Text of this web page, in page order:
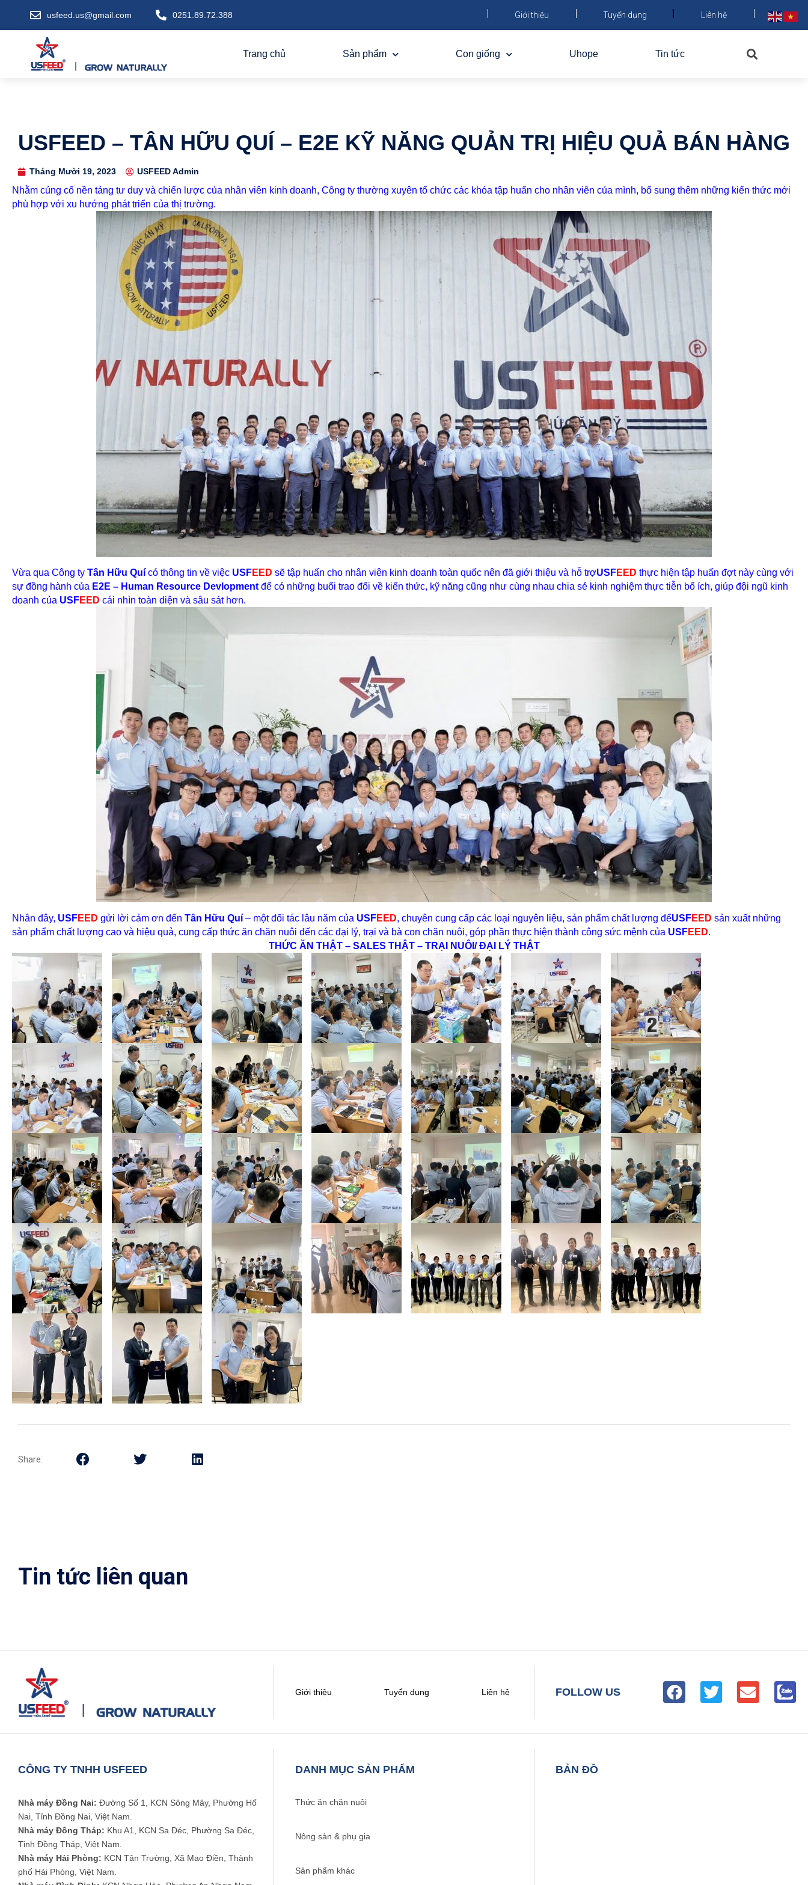
usfeed.us@gmail.com 0251.89.72.388 Giới thiệu Tuyển dụng Liên hệ
Trang chủ Sản phẩm Con giống Uhope Tin tức
USFEED – TÂN HỮU QUÍ – E2E KỸ NĂNG QUẢN TRỊ HIỆU QUẢ BÁN HÀNG
Tháng Mười 19, 2023 USFEED Admin
Nhằm củng cố nền tảng tư duy và chiến lược của nhân viên kinh doanh, Công ty thường xuyên tổ chức các khóa tập huấn cho nhân viên của mình, bổ sung thêm những kiến thức mới
phù hợp với xu hướng phát triển của thị trường.
Vừa qua Công ty Tân Hữu Quí có thông tin về việc USFEED sẽ tập huấn cho nhân viên kinh doanh toàn quốc nên đã giới thiệu và hỗ trợUSFEED thực hiện tập huấn đợt này cùng với
sự đồng hành của E2E – Human Resource Devlopment để có những buổi trao đổi về kiến thức, kỹ năng cũng như cùng nhau chia sẻ kinh nghiệm thực tiễn bổ ích, giúp đội ngũ kinh
doanh của USFEED cái nhìn toàn diện và sâu sát hơn.
Nhân đây, USFEED gửi lời cảm ơn đến Tân Hữu Quí – một đối tác lâu năm của USFEED, chuyên cung cấp các loại nguyên liệu, sản phẩm chất lượng đểUSFEED sản xuất những
sản phẩm chất lượng cao và hiệu quả, cung cấp thức ăn chăn nuôi đến các đại lý, trại và bà con chăn nuôi, góp phần thực hiện thành công sức mệnh của USFEED.
THỨC ĂN THẬT – SALES THẬT – TRẠI NUÔI/ ĐẠI LÝ THẬT
Share:
Tin tức liên quan
Giới thiệu Tuyển dụng Liên hệ FOLLOW US
CÔNG TY TNHH USFEED
Nhà máy Đồng Nai: Đường Số 1, KCN Sông Mây, Phường Hố
Nai, Tỉnh Đồng Nai, Việt Nam.
Nhà máy Đồng Tháp: Khu A1, KCN Sa Đéc, Phường Sa Đéc,
Tỉnh Đồng Tháp, Việt Nam.
Nhà máy Hải Phòng: KCN Tân Trường, Xã Mao Điền, Thành
phố Hải Phòng, Việt Nam.
DANH MỤC SẢN PHẨM
Thức ăn chăn nuôi
Nông sản & phụ gia
Sản phẩm khác
BẢN ĐỒ